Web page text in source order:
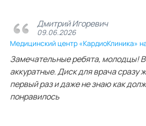
Дмитрий Игоревич
09.06.2026
Медицинский центр «КардиоКлиника»
Замечательные ребята, молодцы!
аккуратные. Диск для врача сразу
первый раз и даже не знаю как
понравилось